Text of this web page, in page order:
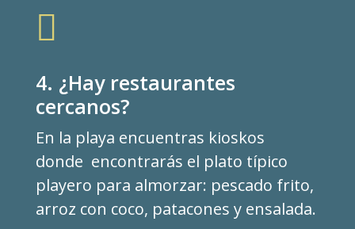

4. ¿Hay restaurantes
cercanos?
En la playa encuentras kioskos
donde encontrarás el plato típico
playero para almorzar: pescado frito,
arroz con coco, patacones y ensalada.